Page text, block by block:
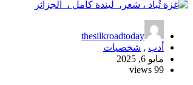
thesilkroadtoday
أدب , شخصيات
مايو 6, 2025
99 views